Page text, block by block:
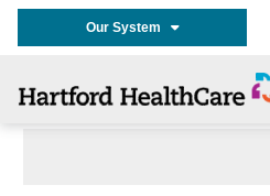
Our System